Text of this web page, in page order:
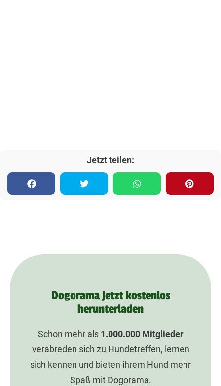
Jetzt teilen:
Dogorama jetzt kostenlos
herunterladen
Schon mehr als 1.000.000Mitglieder
verabreden sich zu Hundetreffen, lernen
sich kennen und bieten ihrem Hund mehr
Spaß mit Dogorama.